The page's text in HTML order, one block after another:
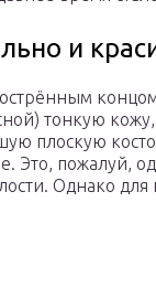
и
тонкую
плоскую
Это, пожалуй,
Однако